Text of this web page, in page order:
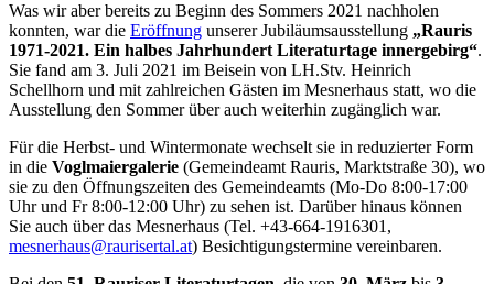
Was wir aber bereits zu Beginn des Sommers 2021 nachholen
konnten, war die Eröffnung unserer Jubiläumsausstellung „Rauris
1971-2021. Ein halbes Jahrhundert Literaturtage innergebirg“.
Sie fand am 3. Juli 2021 im Beisein von LH.Stv. Heinrich
Schellhorn und mit zahlreichen Gästen im Mesnerhaus statt, wo die
Ausstellung den Sommer über auch weiterhin zugänglich war.
Für die Herbst- und Wintermonate wechselt sie in reduzierter Form
in die Voglmaiergalerie (Gemeindeamt Rauris, Marktstraße 30), wo
sie zu den Öffnungszeiten des Gemeindeamts (Mo-Do 8:00-17:00
Uhr und Fr 8:00-12:00 Uhr) zu sehen ist. Darüber hinaus können
Sie auch über das Mesnerhaus (Tel. +43-664-1916301,
mesnerhaus@raurisertal.at) Besichtigungstermine vereinbaren.